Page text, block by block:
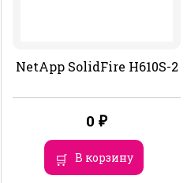
NetApp SolidFire H610S-2
0 ₽
В корзину